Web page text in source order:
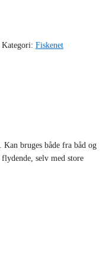
Kategori: Fiskenet
bruges både fra båd og
selv med store